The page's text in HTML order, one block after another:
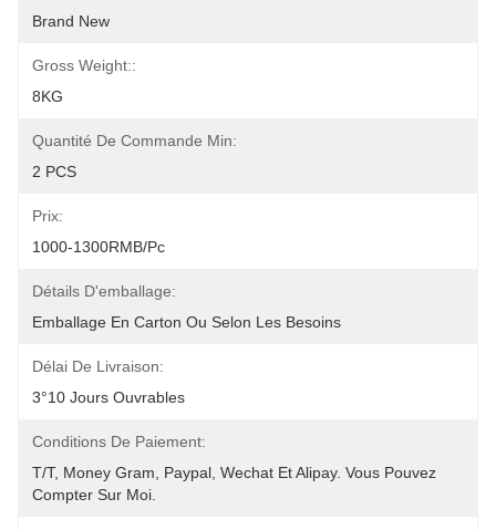
Brand New
Gross Weight::
8KG
Quantité De Commande Min:
2 PCS
Prix:
1000-1300RMB/Pc
Détails D'emballage:
Emballage En Carton Ou Selon Les Besoins
Délai De Livraison:
3°10 Jours Ouvrables
Conditions De Paiement:
T/T, Money Gram, Paypal, Wechat Et Alipay. Vous Pouvez
Compter Sur Moi.